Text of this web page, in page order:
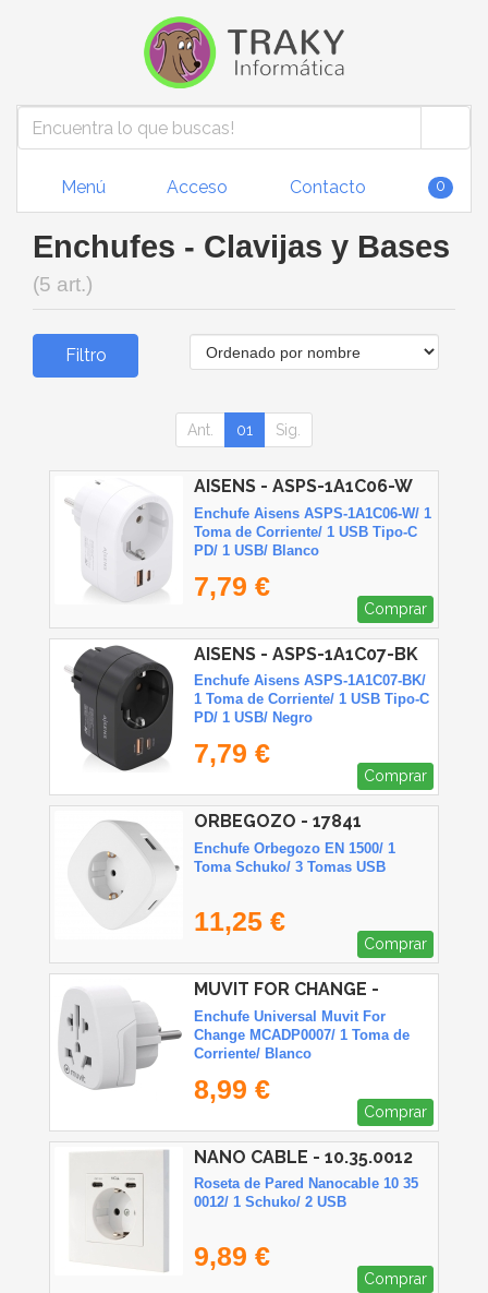
Menú Acceso Contacto 0
Enchufes - Clavijas y Bases
(5 art.)
Filtro
Ant. 01 Sig.
AISENS - ASPS-1A1C06-W
Enchufe Aisens ASPS-1A1C06-W/ 1
Toma de Corriente/ 1 USB Tipo-C
PD/ 1 USB/ Blanco
7,79 €
Comprar
AISENS - ASPS-1A1C07-BK
Enchufe Aisens ASPS-1A1C07-BK/
1 Toma de Corriente/ 1 USB Tipo-C
PD/ 1 USB/ Negro
7,79 €
Comprar
ORBEGOZO - 17841
Enchufe Orbegozo EN 1500/ 1
Toma Schuko/ 3 Tomas USB
11,25 €
Comprar
MUVIT FOR CHANGE -
MCADP0007
Enchufe Universal Muvit For
Change MCADP0007/ 1 Toma de
Corriente/ Blanco
8,99 €
Comprar
NANO CABLE - 10.35.0012
Roseta de Pared Nanocable 10 35
0012/ 1 Schuko/ 2 USB
9,89 €
Comprar